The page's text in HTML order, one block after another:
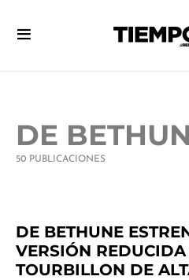
DE
50 PUBLICACIONES
DE BETHUNE
VERSIÓN
TOURBILLON DE